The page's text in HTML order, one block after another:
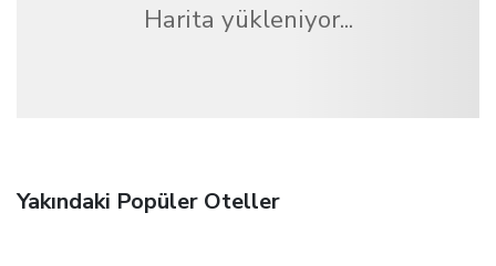
Harita yükleniyor...
Yakındaki Popüler Oteller